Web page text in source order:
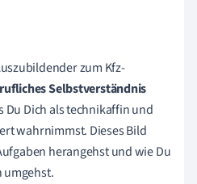
zum Kfz-
Selbstverständnis
Du Dich als technikaffin und
wahrnimmst. Dieses Bild
herangehst und wie Du
umgehst.